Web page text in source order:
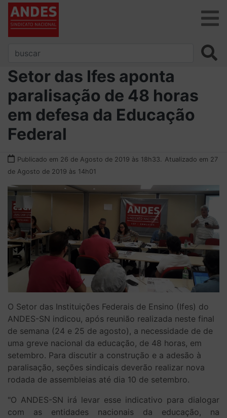
Setor das Ifes aponta
paralisação de 48 horas
em defesa da Educação
Federal
Publicado em 26 de Agosto de 2019 às 18h33.
Atualizado em 27
de Agosto de 2019 às 14h01
O Setor das Instituições Federais de Ensino (Ifes) do
ANDES-SN indicou, após reunião realizada neste final
de semana (24 e 25 de agosto), a necessidade de de
uma greve nacional da educação, de 48 horas, em
setembro. Para discutir a construção e a adesão à
paralisação, seções sindicais deverão realizar nova
rodada de assembleias até dia 10 de setembro.
"O ANDES-SN irá levar esse indicativo para dialogar
com as entidades nacionais da educação, na